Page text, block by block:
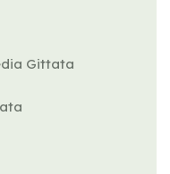
Gittata